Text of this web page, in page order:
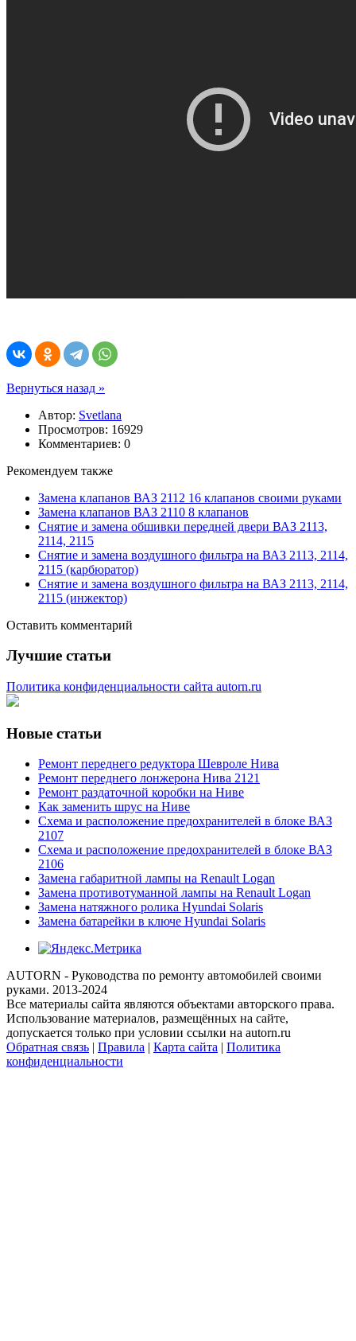
Вернуться назад »
Автор: Svetlana
Просмотров: 16929
Комментариев: 0
Рекомендуем также
Замена клапанов ВАЗ 2112 16 клапанов своими руками
Замена клапанов ВАЗ 2110 8 клапанов
Снятие и замена обшивки передней двери ВАЗ 2113,
2114, 2115
Снятие и замена воздушного фильтра на ВАЗ 2113, 2114,
2115 (карбюратор)
Снятие и замена воздушного фильтра на ВАЗ 2113, 2114,
2115 (инжектор)
Оставить комментарий
Лучшие статьи
Политика конфиденциальности сайта autorn.ru
Новые статьи
Ремонт переднего редуктора Шевроле Нива
Ремонт переднего лонжерона Нива 2121
Ремонт раздаточной коробки на Ниве
Как заменить шрус на Ниве
Схема и расположение предохранителей в блоке ВАЗ
2107
Схема и расположение предохранителей в блоке ВАЗ
2106
Замена габаритной лампы на Renault Logan
Замена противотуманной лампы на Renault Logan
Замена натяжного ролика Hyundai Solaris
Замена батарейки в ключе Hyundai Solaris
AUTORN - Руководства по ремонту автомобилей своими
руками. 2013-2024
Все материалы сайта являются объектами авторского права.
Использование материалов, размещённых на сайте,
допускается только при условии ссылки на autorn.ru
Обратная связь | Правила | Карта сайта | Политика
конфиденциальности